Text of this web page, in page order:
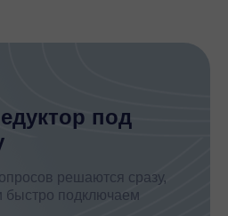
под
решаются сразу,
быстро подключаем